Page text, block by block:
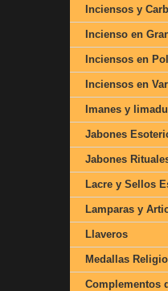
Inciensos y
Incienso en
Inciensos en
Inciensos en
Imanes y
Jabones
Jabones
Lacre y Sellos
Lamparas y
Llaveros
Medallas
Complementos